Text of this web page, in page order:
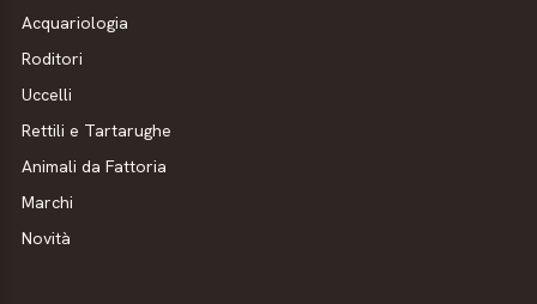
Acquariologia
Roditori
Uccelli
Rettili e Tartarughe
Animali da Fattoria
Marchi
Novità